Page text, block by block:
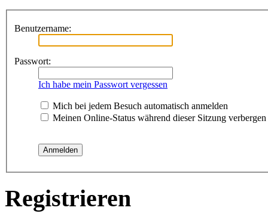
Benutzername:
Passwort:
Ich habe mein Passwort vergessen
Mich bei jedem Besuch automatisch anmelden
Meinen Online-Status während dieser Sitzung verbergen
Registrieren